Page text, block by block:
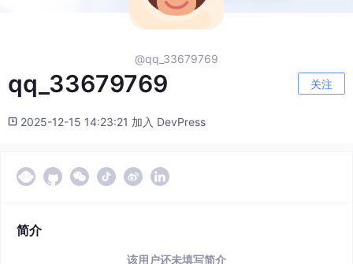
@qq_33679769
qq_33679769 关注
2025-12-15 14:23:21 加入 DevPress
简介
该用户还未填写简介